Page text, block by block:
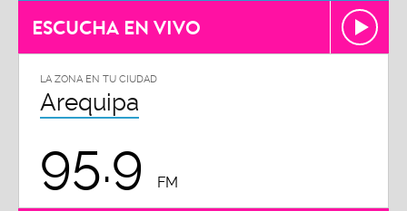
ESCUCHA EN VIVO
LA ZONA EN TU CIUDAD
Arequipa
95.9 FM